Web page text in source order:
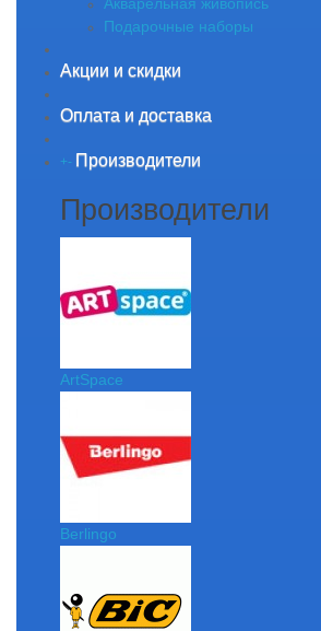
Подарочные наборы
Акции и скидки
Оплата и доставка
+- Производители
Производители
ArtSpace
Berlingo